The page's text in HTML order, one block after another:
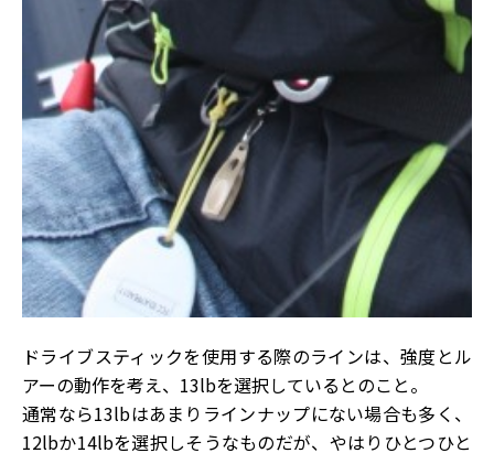
ドライブスティックを使用する際のラインは、強度とル
アーの動作を考え、13lbを選択しているとのこと。
通常なら13lbはあまりラインナップにない場合も多く、
12lbか14lbを選択しそうなものだが、やはりひとつひと